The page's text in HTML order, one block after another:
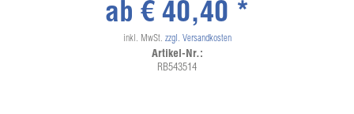
ab € 40,40 *
inkl. MwSt. zzgl. Versandkosten
Artikel-Nr.:
RB543514